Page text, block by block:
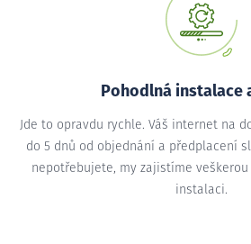
Pohodlná instalace
Jde to opravdu rychle. Váš internet na
do 5 dnů od objednání a předplacení
nepotřebujete, my zajistíme
instalaci.